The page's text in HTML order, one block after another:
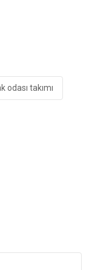
odası takımı